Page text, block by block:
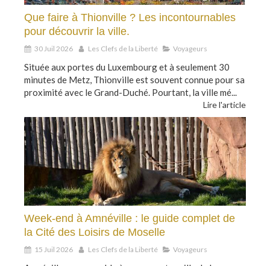
Que faire à Thionville ? Les incontournables
pour découvrir la ville.
30 Juil 2026 Les Clefs de la Liberté Voyageurs
Située aux portes du Luxembourg et à seulement 30
minutes de Metz, Thionville est souvent connue pour sa
proximité avec le Grand-Duché. Pourtant, la ville mé...
Lire l'article
Week-end à Amnéville : le guide complet de
la Cité des Loisirs de Moselle
15 Juil 2026 Les Clefs de la Liberté Voyageurs